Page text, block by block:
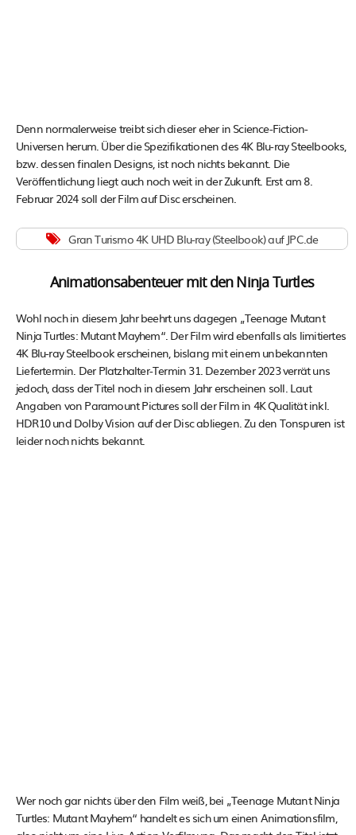
Denn normalerweise treibt sich dieser eher in Science-Fiction-
Universen herum. Über die Spezifikationen des 4K Blu-ray Steelbooks,
bzw. dessen finalen Designs, ist noch nichts bekannt. Die
Veröffentlichung liegt auch noch weit in der Zukunft. Erst am 8.
Februar 2024 soll der Film auf Disc erscheinen.
Gran Turismo 4K UHD Blu-ray (Steelbook) auf JPC.de
Animationsabenteuer mit den Ninja Turtles
Wohl noch in diesem Jahr beehrt uns dagegen „Teenage Mutant
Ninja Turtles: Mutant Mayhem“. Der Film wird ebenfalls als limitiertes
4K Blu-ray Steelbook erscheinen, bislang mit einem unbekannten
Liefertermin. Der Platzhalter-Termin 31. Dezember 2023 verrät uns
jedoch, dass der Titel noch in diesem Jahr erscheinen soll. Laut
Angaben von Paramount Pictures soll der Film in 4K Qualität inkl.
HDR10 und Dolby Vision auf der Disc abliegen. Zu den Tonspuren ist
leider noch nichts bekannt.
Wer noch gar nichts über den Film weiß, bei „Teenage Mutant Ninja
Turtles: Mutant Mayhem“ handelt es sich um einen Animationsfilm,